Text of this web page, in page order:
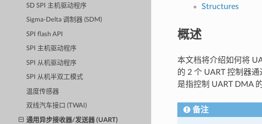
SD SPI 主机驱动程序
Sigma-Delta 调制器 (SDM)
SPI flash API
SPI 主机驱动程序
SPI 从机驱动程序
SPI 从机半双工模式
温度传感器
双线汽车接口 (TWAI)
通用异步接收器/发送器 (UART)
Structures
概述
本文档将介绍如何将
的 2 个 UART 控制器
是指控制 UART DMA
备注